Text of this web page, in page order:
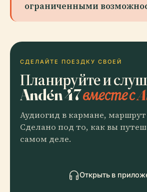
ограниченными
СДЕЛАЙТЕ ПОЕЗДКУ СВОЕЙ
Планируйте и
Andén 47вместе с
Аудиогид в кармане, маршрут
Сделано под то, как вы
самом деле.
Открыть в